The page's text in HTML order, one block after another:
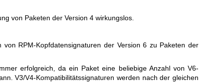
von Paketen der Version 4 wirkungslos.
von RPM-Kopfdatensignaturen der Version 6 zu Paketen der
erfolgreich, da ein Paket eine beliebige Anzahl von V6-
V3/V4-Kompatibilitätssignaturen werden nach der gleichen